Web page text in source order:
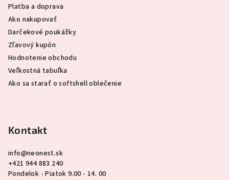
Platba a doprava
Ako nakupovať
Darčekové poukážky
Zľavový kupón
Hodnotenie obchodu
Veľkostná tabuľka
Ako sa starať o softshell oblečenie
Kontakt
info@neonest.sk
+421 944 883 240
Pondelok - Piatok 9.00 - 14. 00